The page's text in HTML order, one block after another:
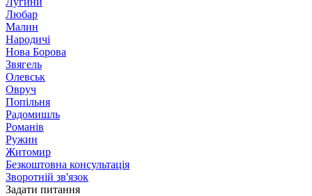
Любар
Малин
Народичі
Нова Борова
Звягель
Олевськ
Овруч
Попільня
Радомишль
Романів
Ружин
Житомир
Безкоштовна консультація
Зворотній зв'язок
Задати питання